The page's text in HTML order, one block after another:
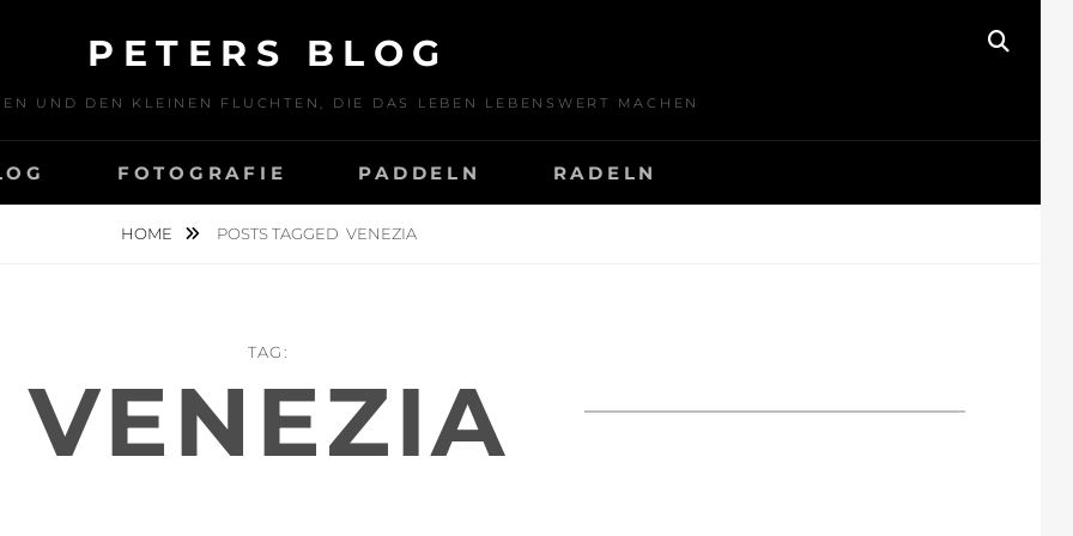
PETERS BLOG
UND DEN KLEINEN FLUCHTEN, DIE DAS LEBEN LEBENSWERT MACHEN
FOTOGRAFIE PADDELN RADELN
HOME POSTS TAGGED VENEZIA
TAG:
VENEZIA